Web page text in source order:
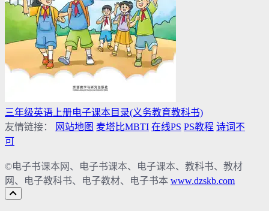
三年级英语上册电子课本目录(义务教育教科书)
友情链接：
网站地图 麦塔比MBTI 在线PS PS教程 诗词不
可
©电子书课本网、电子书课本、电子课本、教科书、教材
网、电子教科书、电子教材、电子书本 www.dzskb.com